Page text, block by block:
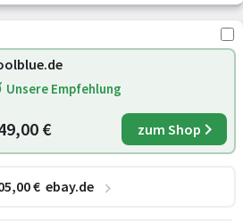
Unsere Empfehlung
€ zum Shop
,00€ ebay.de